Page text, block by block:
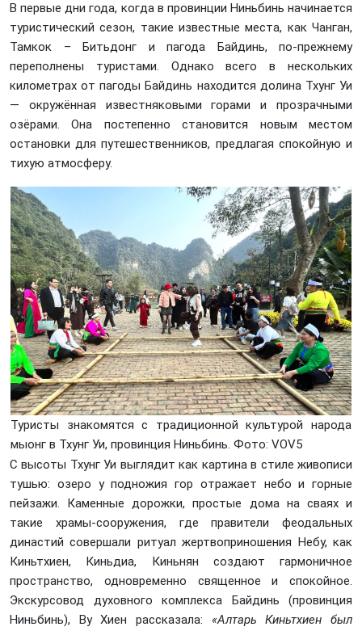
В первые дни года, когда в провинции Ниньбинь начинается
туристический сезон, такие известные места, как Чанган,
Тамкок – Битьдонг и пагода Байдинь, по-прежнему
переполнены туристами. Однако всего в нескольких
километрах от пагоды Байдинь находится долина Тхунг Уи
— окружённая известняковыми горами и прозрачными
озёрами. Она постепенно становится новым местом
остановки для путешественников, предлагая спокойную и
тихую атмосферу.
Туристы знакомятся с традиционной культурой народа
мыонг в Тхунг Уи, провинция Ниньбинь. Фото: VOV5
С высоты Тхунг Уи выглядит как картина в стиле живописи
тушью: озеро у подножия гор отражает небо и горные
пейзажи. Каменные дорожки, простые дома на сваях и
такие храмы-сооружения, где правители феодальных
династий совершали ритуал жертвоприношения Небу, как
Киньтхиен, Киньдиа, Киньнян создают гармоничное
пространство, одновременно священное и спокойное.
Экскурсовод духовного комплекса Байдинь (провинция
Ниньбинь), Ву Хиен рассказала: «Алтарь Киньтхиен был